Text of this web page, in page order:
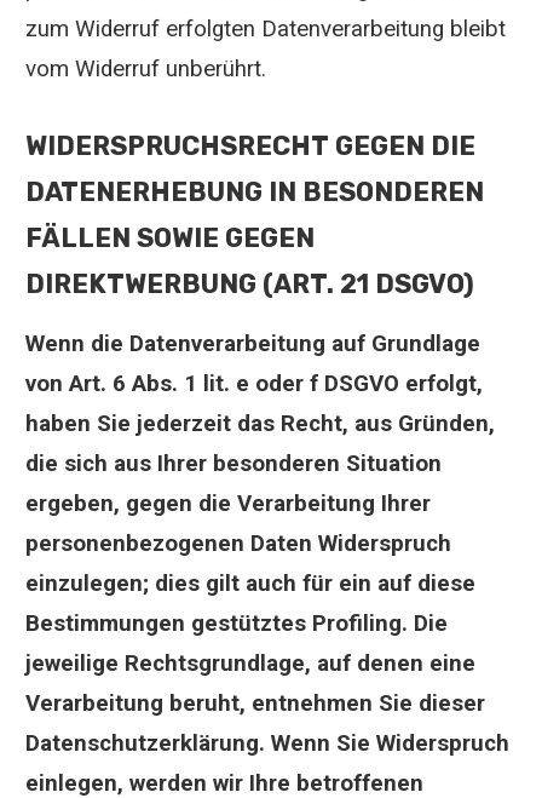
zum Widerruf erfolgten Datenverarbeitung bleibt
vom Widerruf unberührt.
WIDERSPRUCHSRECHT GEGEN DIE
DATENERHEBUNG IN BESONDEREN
FÄLLEN SOWIE GEGEN
DIREKTWERBUNG (ART. 21 DSGVO)
Wenn die Datenverarbeitung auf Grundlage
von Art. 6 Abs. 1 lit. e oder f DSGVO erfolgt,
haben Sie jederzeit das Recht, aus Gründen,
die sich aus Ihrer besonderen Situation
ergeben, gegen die Verarbeitung Ihrer
personenbezogenen Daten Widerspruch
einzulegen; dies gilt auch für ein auf diese
Bestimmungen gestütztes Profiling. Die
jeweilige Rechtsgrundlage, auf denen eine
Verarbeitung beruht, entnehmen Sie dieser
Datenschutzerklärung. Wenn Sie Widerspruch
einlegen, werden wir Ihre betroffenen